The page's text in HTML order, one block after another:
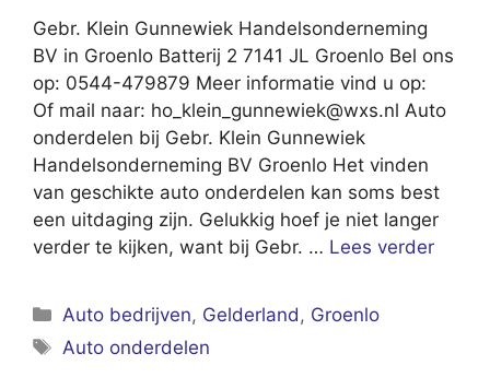
Gebr. Klein Gunnewiek Handelsonderneming
BV in Groenlo Batterij 2 7141 JL Groenlo Bel ons
op: 0544-479879 Meer informatie vind u op:
Of mail naar: ho_klein_gunnewiek@wxs.nl Auto
onderdelen bij Gebr. Klein Gunnewiek
Handelsonderneming BV Groenlo Het vinden
van geschikte auto onderdelen kan soms best
een uitdaging zijn. Gelukkig hoef je niet langer
verder te kijken, want bij Gebr. … Lees verder
Categorieën
Auto bedrijven, Gelderland , Groenlo
Tags
Auto onderdelen